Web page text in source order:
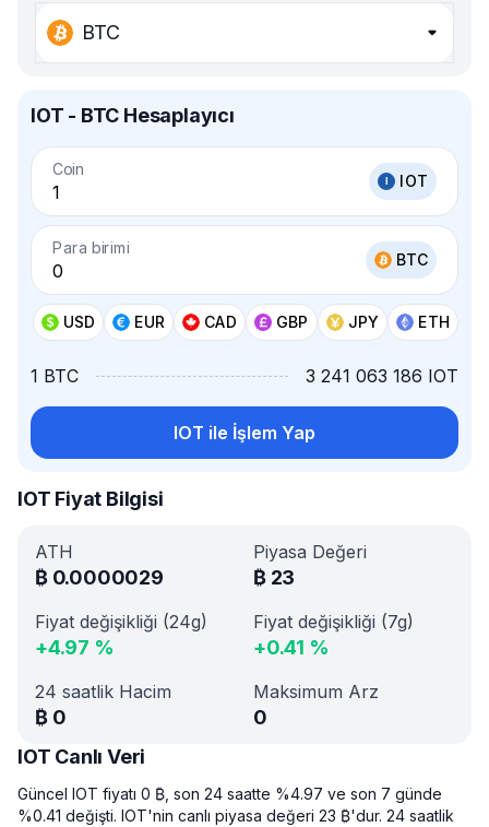
BTC
IOT - BTC Hesaplayıcı
Coin
IOT
Para birimi
BTC
USD EUR CAD GBP JPY ETH
1 BTC 3 241 063 186 IOT
IOT ile İşlem Yap
IOT Fiyat Bilgisi
ATH
₿ 0.0000029
Piyasa Değeri
₿ 23
Fiyat değişikliği (24g)
+4.97 %
Fiyat değişikliği (7g)
+0.41 %
24 saatlik Hacim
₿ 0
Maksimum Arz
0
IOT Canlı Veri
Güncel IOT fiyatı 0 ₿, son 24 saatte %4.97 ve son 7 günde
%0.41 değişti. IOT'nin canlı piyasa değeri 23 ₿'dur. 24 saatlik